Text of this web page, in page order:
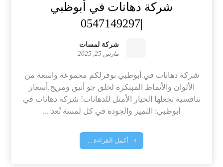
شركة دهانات في أبوظبي
|0547149297
شركة لمسات
مارس 25, 2025
شركة دهانات في أبوظبي نوفرلكم مجموعة واسعة من
الألوان والأنماط المبتكرة لخلق جو أنيق ومريح.أسعار
تنافسية تجعلها الخيار الأمثل للدهانات! شركة دهانات في
أبوظبي: التميز والجودة في كل لمسة تُعد ...
أكمل القراءة ...